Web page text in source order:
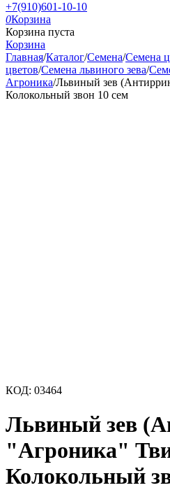
+7(910)601-10-10
0Корзина
Корзина пуста
Корзина
Главная/Каталог/Семена/Семена
цветов/Семена львиного зева/
Агроника/Львиный зев
Колокольный звон 10 сем
КОД: 03464
Львиный зев
"Агроника"
Колокольный